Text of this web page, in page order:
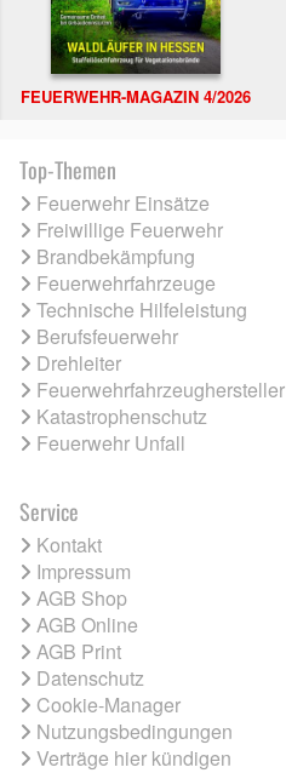
FEUERWEHR-MAGAZIN 4/2026
Top-Themen
Feuerwehr Einsätze
Freiwillige Feuerwehr
Brandbekämpfung
Feuerwehrfahrzeuge
Technische Hilfeleistung
Berufsfeuerwehr
Drehleiter
Feuerwehrfahrzeughersteller
Katastrophenschutz
Feuerwehr Unfall
Service
Kontakt
Impressum
AGB Shop
AGB Online
AGB Print
Datenschutz
Cookie-Manager
Nutzungsbedingungen
Verträge hier kündigen